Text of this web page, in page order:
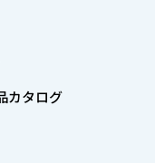
カタログ